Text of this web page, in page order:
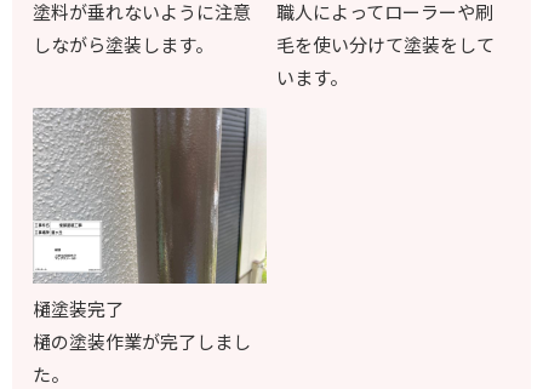
塗料が垂れないように注意
しながら塗装します。
職人によってローラーや刷
毛を使い分けて塗装をして
います。
樋塗装完了
樋の塗装作業が完了しまし
た。